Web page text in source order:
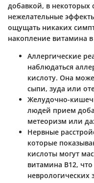
добавкой, в некоторых
нежелательные
ощущать никаких
накопление витамина
Аллергические
наблюдаться
кислоту. Она
сыпи, зуда или
Желудочно-
людей прием
метеоризм или
Нервные
которые
кислоты могут
витамина B12,
неврологических